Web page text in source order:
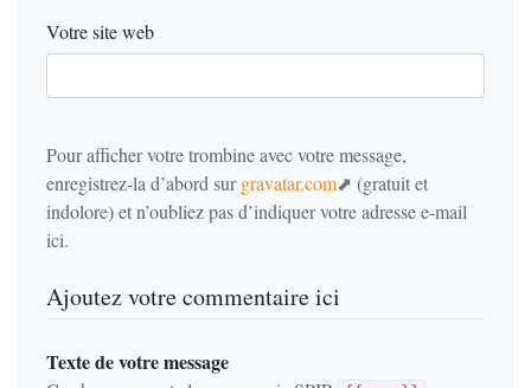
Votre site web
Pour afficher votre trombine avec votre message,
enregistrez-la d’abord surgravatar.com
(gratuit et
indolore) et n’oubliez pas d’indiquer votre adresse e-mail
ici.
Ajoutez votre commentaire ici
Texte de votre message